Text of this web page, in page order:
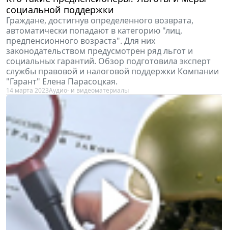
социальной поддержки
Граждане, достигнув определенного возврата,
автоматически попадают в категорию "лиц,
предпенсионного возраста". Для них
законодательством предусмотрен ряд льгот и
социальных гарантий. Обзор подготовила эксперт
службы правовой и налоговой поддержки Компании
"Гарант" Елена Парасоцкая.
14 марта 2023Аудио- и видеоматериалы